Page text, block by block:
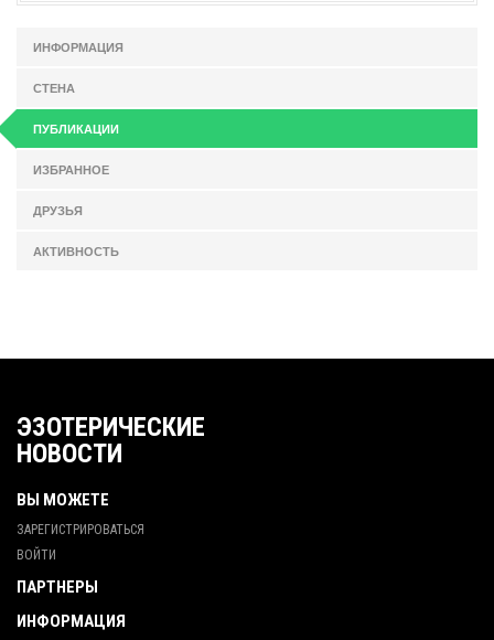
ИНФОРМАЦИЯ
СТЕНА
ПУБЛИКАЦИИ
ИЗБРАННОЕ
ДРУЗЬЯ
АКТИВНОСТЬ
ЭЗОТЕРИЧЕСКИЕ
НОВОСТИ
ВЫ МОЖЕТЕ
ЗАРЕГИСТРИРОВАТЬСЯ
ВОЙТИ
ПАРТНЕРЫ
ИНФОРМАЦИЯ